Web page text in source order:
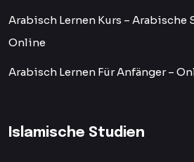
Arabisch Lernen Kurs – Arabische
Online
Arabisch Lernen Für Anfänger –
Islamische Studien